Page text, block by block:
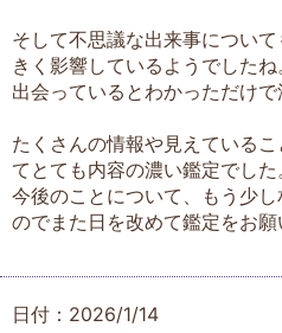
そして不思議な出来事につい
きく影響しているようでした
出会っているとわかっただけ
たくさんの情報や見えている
てとても内容の濃い鑑定でし
今後のことについて、もう少
のでまた日を改めて鑑定をお願
日付：2026/1/14